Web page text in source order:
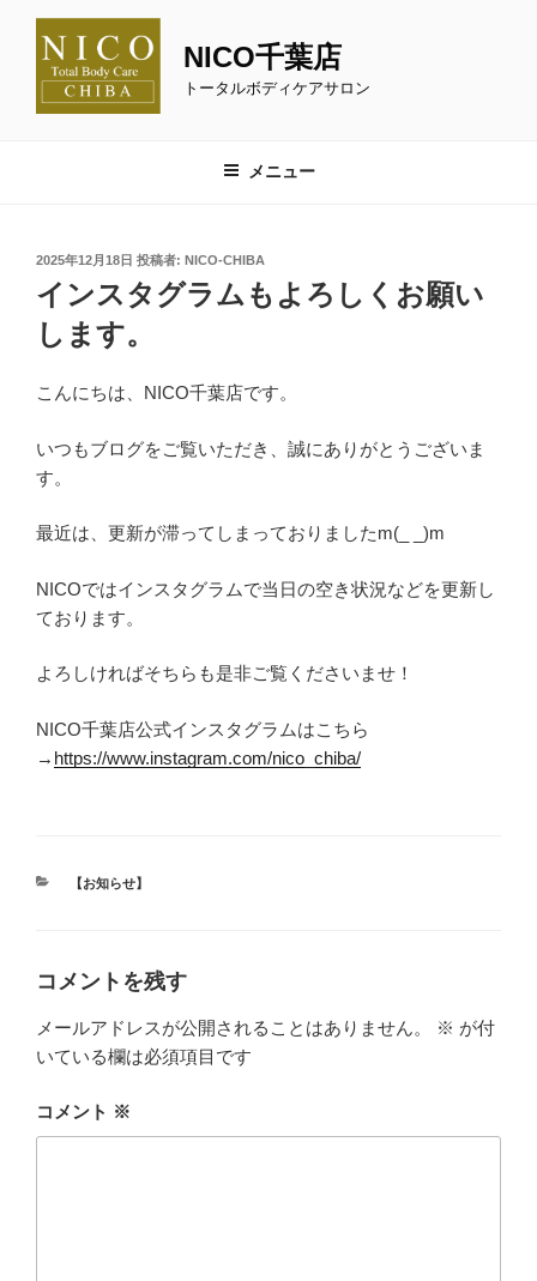
NICO千葉店
トータルボディケアサロン
メニュー
投
日:
2025年12月18日 投稿者: NICO-CHIBA
インスタグラムもよろしくお願い
します。
こんにちは、NICO千葉店です。
いつもブログをご覧いただき、誠にありがとうございま
す。
最近は、更新が滞ってしまっておりましたm(_ _)m
NICOではインスタグラムで当日の空き状況などを更新し
ております。
よろしければそちらも是非ご覧くださいませ！
NICO千葉店公式インスタグラムはこちら
→ https://www.instagram.com/nico_chiba/
カ【お知らせ】
コメントを残す
メールアドレスが公開されることはありません。 ※ が付
いている欄は必須項目です
コメント ※